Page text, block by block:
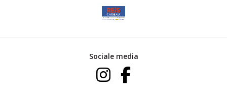
Sociale media